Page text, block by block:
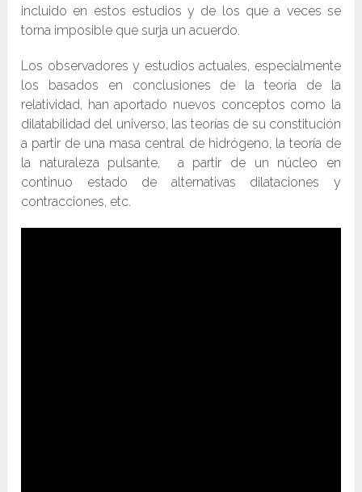
incluido en estos estudios y de los que a veces se
torna imposible que surja un acuerdo.
Los observadores y estudios actuales, especialmente
los basados en conclusiones de la teoría de la
relatividad, han aportado nuevos conceptos como la
dilatabilidad del universo, las teorías de su constitución
a partir de una masa central de hidrógeno, la teoría de
la naturaleza pulsante, a partir de un núcleo en
continuo estado de alternativas dilataciones y
contracciones, etc.